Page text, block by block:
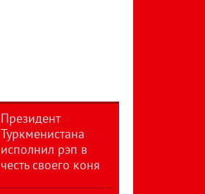
Президент
Туркменистана
исполнил рэп в
честь своего коня